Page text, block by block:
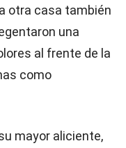
otra casa también
una
al frente de la
como
mayor aliciente,